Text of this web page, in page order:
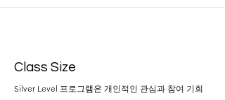
Class Size
Silver Level 프로그램은 개인적인 관심과 참여 기회